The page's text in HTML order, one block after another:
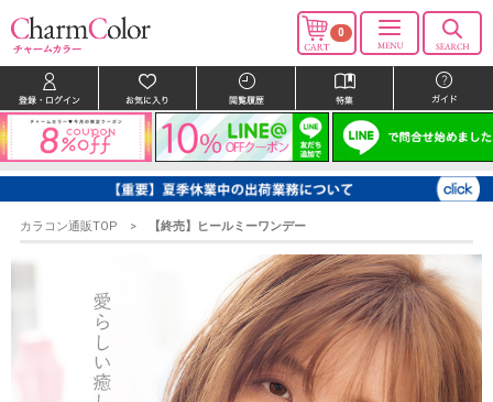
0
カラコン通販TOP 【終売】ヒールミーワンデー